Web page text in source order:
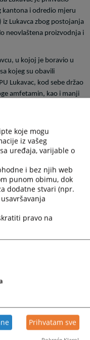
kantona i odredio mjeru
Lukavca zbog postojanja
neovlaštena proizvodnja i
u kojoj je boravio u
kojeg su obavili
Lukavac, kod sebe držao
amfetamin, kao i manji
obavljena je
izvještaj o počinjenom
Tužilaštva.
istrage i ispitao
ovog i drugih krivičnih
koje mogu
iz vašeg
uređaja, varijable o
i bez njih web
punom obimu, dok
dodatne stvari (npr.
pravo na
Prihvatam sve